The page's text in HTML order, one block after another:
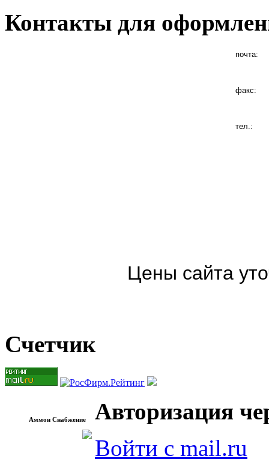
Контакты для
почта:
факс:
тел.:
Цены сайта
Счетчик
Аммон Снабжение
Авторизация
Войти с mail.ru